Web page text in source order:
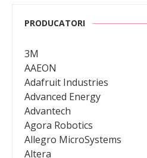
PRODUCATORI
3M
AAEON
Adafruit Industries
Advanced Energy
Advantech
Agora Robotics
Allegro MicroSystems
Altera